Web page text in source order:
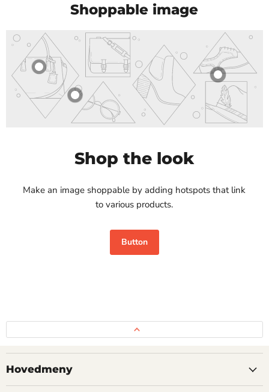
Shoppable image
Shop the look
Make an image shoppable by adding hotspots that link
to various products.
Button
Hovedmeny